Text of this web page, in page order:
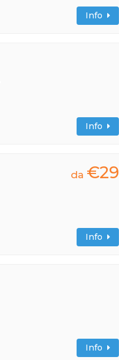
Info
Info
da €29
Info
Info